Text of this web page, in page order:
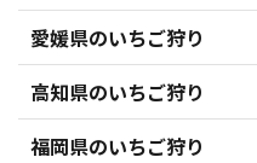
愛媛県のいちご狩り
高知県のいちご狩り
福岡県のいちご狩り